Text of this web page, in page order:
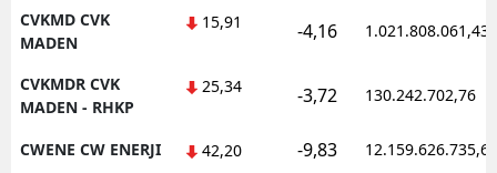
CVKMD CVK
MADEN
15,91 -4,16 1.021.808.061,43
CVKMDR CVK
MADEN - RHKP
25,34 -3,72 130.242.702,76
CWENE CW ENERJI 42,20 -9,83 12.159.626.735,62